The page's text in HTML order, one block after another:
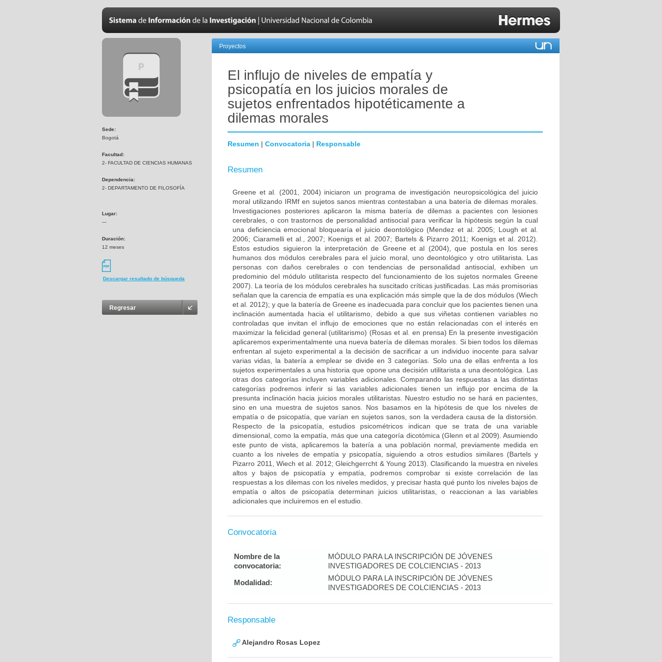
Sede:
Bogotá
Facultad:
2- FACULTAD DE CIENCIAS HUMANAS
Dependencia:
2- DEPARTAMENTO DE FILOSOFÍA
Lugar:
---
Duración:
12 meses
Descargar resultado de búsqueda
Regresar
Proyectos
El influjo de niveles de empatía y
psicopatía en los juicios morales de
sujetos enfrentados hipotéticamente a
dilemas morales
Resumen | Convocatoria | Responsable
Resumen
Greene et al. (2001, 2004) iniciaron un programa de investigación neuropsicológica del juicio
moral utilizando IRMf en sujetos sanos mientras contestaban a una batería de dilemas morales.
Investigaciones posteriores aplicaron la misma batería de dilemas a pacientes con lesiones
cerebrales, o con trastornos de personalidad antisocial para verificar la hipótesis según la cual
una deficiencia emocional bloquearía el juicio deontológico (Mendez et al. 2005; Lough et al.
2006; Ciaramelli et al., 2007; Koenigs et al. 2007; Bartels & Pizarro 2011; Koenigs et al. 2012).
Estos estudios siguieron la interpretación de Greene et al (2004), que postula en los seres
humanos dos módulos cerebrales para el juicio moral, uno deontológico y otro utilitarista. Las
personas con daños cerebrales o con tendencias de personalidad antisocial, exhiben un
predominio del módulo utilitarista respecto del funcionamiento de los sujetos normales Greene
2007). La teoría de los módulos cerebrales ha suscitado críticas justificadas. Las más promisorias
señalan que la carencia de empatía es una explicación más simple que la de dos módulos (Wiech
et al. 2012); y que la batería de Greene es inadecuada para concluir que los pacientes tienen una
inclinación aumentada hacia el utilitarismo, debido a que sus viñetas contienen variables no
controladas que invitan el influjo de emociones que no están relacionadas con el interés en
maximizar la felicidad general (utilitarismo) (Rosas et al. en prensa) En la presente investigación
aplicaremos experimentalmente una nueva batería de dilemas morales. Si bien todos los dilemas
enfrentan al sujeto experimental a la decisión de sacrificar a un individuo inocente para salvar
varias vidas, la batería a emplear se divide en 3 categorías. Solo una de ellas enfrenta a los
sujetos experimentales a una historia que opone una decisión utilitarista a una deontológica. Las
otras dos categorías incluyen variables adicionales. Comparando las respuestas a las distintas
categorías podremos inferir si las variables adicionales tienen un influjo por encima de la
presunta inclinación hacia juicios morales utilitaristas. Nuestro estudio no se hará en pacientes,
sino en una muestra de sujetos sanos. Nos basamos en la hipótesis de que los niveles de
empatía o de psicopatía, que varían en sujetos sanos, son la verdadera causa de la distorsión.
Respecto de la psicopatía, estudios psicométricos indican que se trata de una variable
dimensional, como la empatía, más que una categoría dicotómica (Glenn et al 2009). Asumiendo
este punto de vista, aplicaremos la batería a una población normal, previamente medida en
cuanto a los niveles de empatía y psicopatía, siguiendo a otros estudios similares (Bartels y
Pizarro 2011, Wiech et al. 2012; Gleichgerrcht & Young 2013). Clasificando la muestra en niveles
altos y bajos de psicopatía y empatía, podremos comprobar si existe correlación de las
respuestas a los dilemas con los niveles medidos, y precisar hasta qué punto los niveles bajos de
empatía o altos de psicopatía determinan juicios utilitaristas, o reaccionan a las variables
adicionales que incluiremos en el estudio.
Convocatoria
Nombre de la
convocatoria:
MÓDULO PARA LA INSCRIPCIÓN DE JÓVENES
INVESTIGADORES DE COLCIENCIAS - 2013
Modalidad:
MÓDULO PARA LA INSCRIPCIÓN DE JÓVENES
INVESTIGADORES DE COLCIENCIAS - 2013
Responsable
Alejandro Rosas Lopez